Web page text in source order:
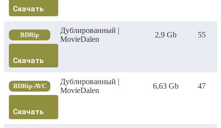
Скачать
BDRip
Дублированный |
MovieDalen
2,9 Gb 55
Скачать
BDRip-AVC
Дублированный |
MovieDalen
6,63 Gb 47
Скачать